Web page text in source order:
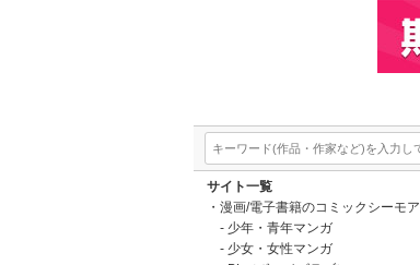
サイト一覧
漫画/電子書籍のコミックシーモア
少年・青年マンガ
少女・女性マンガ